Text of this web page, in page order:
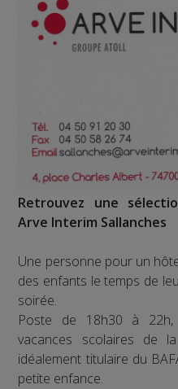
Retrouvez une
Arve Interim Sallanches
Une personne pour un
des enfants le temps de
soirée.
Poste de 18h30 à
vacances scolaires de
idéalement titulaire du
petite enfance.